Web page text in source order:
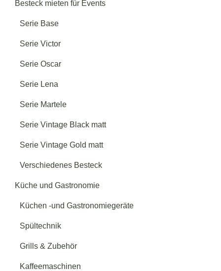
Besteck mieten für Events
Serie Base
Serie Victor
Serie Oscar
Serie Lena
Serie Martele
Serie Vintage Black matt
Serie Vintage Gold matt
Verschiedenes Besteck
Küche und Gastronomie
Küchen -und Gastronomiegeräte
Spültechnik
Grills & Zubehör
Kaffeemaschinen